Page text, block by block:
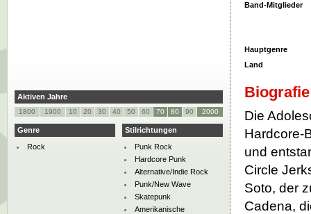
Band-Mitglieder
Hauptgenre
Land
Biografie
Die
Hardcore-
und
Circle
Soto, der
Cadena,
Aktiven Jahre
1800 1900 10 20 30 40 50 60 70 80 90 2000
Genre
Rock
Stilrichtungen
Punk Rock
Hardcore Punk
Alternative/Indie Rock
Punk/New Wave
Skatepunk
Amerikanische